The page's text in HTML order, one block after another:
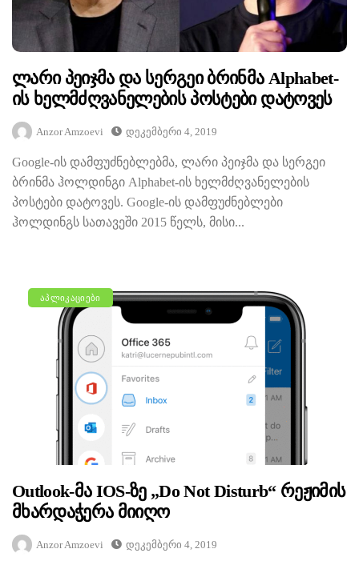
Ლარი Პეიჯმა Და Სერგეი Ბრინმა Alphabet-
Ის Ხელმძღვანელების Პოსტები Დატოვეს
Anzor Amzoevi Დეკემბერი 4, 2019
Google-ის დამფუძნებლებმა, ლარი პეიჯმა და სერგეი
ბრინმა ჰოლდინგი Alphabet-ის ხელმძღვანელების
პოსტები დატოვეს. Google-ის დამფუძნებლები
ჰოლდინგს სათავეში 2015 წელს, მისი...
ᲐᲞᲚᲘᲙᲐᲪᲘᲔᲑᲘ
Outlook-Მა IOS-Ზე „Do Not Disturb“ Რეჟიმის
Მხარდაჭერა Მიიღო
Anzor Amzoevi Დეკემბერი 4, 2019